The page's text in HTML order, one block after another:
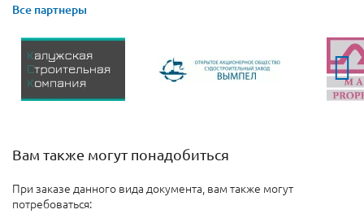
Все партнеры
Вам также могут понадобиться
При заказе данного вида документа, вам также могут
потребоваться: